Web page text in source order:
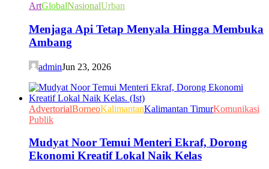
ArtGlobalNasionalUrban
Menjaga Api Tetap Menyala Hingga Membuka
Ambang
adminJun 23, 2026
AdvertorialBorneoKalimantanKalimantan TimurKomunikasi
Publik
Mudyat Noor Temui Menteri Ekraf, Dorong
Ekonomi Kreatif Lokal Naik Kelas